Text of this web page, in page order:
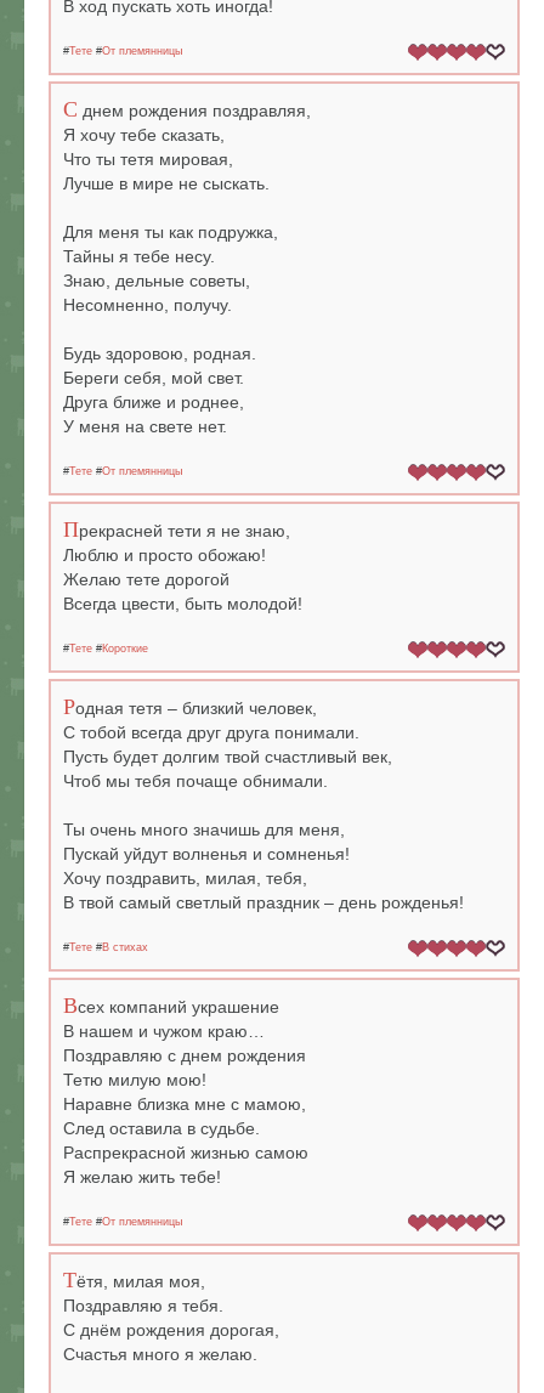
В ход пускать хоть иногда!
#Тете #От племянницы
С днем рождения поздравляя,
Я хочу тебе сказать,
Что ты тетя мировая,
Лучше в мире не сыскать.
Для меня ты как подружка,
Тайны я тебе несу.
Знаю, дельные советы,
Несомненно, получу.
Будь здоровою, родная.
Береги себя, мой свет.
Друга ближе и роднее,
У меня на свете нет.
#Тете #От племянницы
Прекрасней тети я не знаю,
Люблю и просто обожаю!
Желаю тете дорогой
Всегда цвести, быть молодой!
#Тете #Короткие
Родная тетя – близкий человек,
С тобой всегда друг друга понимали.
Пусть будет долгим твой счастливый век,
Чтоб мы тебя почаще обнимали.
Ты очень много значишь для меня,
Пускай уйдут волненья и сомненья!
Хочу поздравить, милая, тебя,
В твой самый светлый праздник – день рожденья!
#Тете #В стихах
Всех компаний украшение
В нашем и чужом краю…
Поздравляю с днем рождения
Тетю милую мою!
Наравне близка мне с мамою,
След оставила в судьбе.
Распрекрасной жизнью самою
Я желаю жить тебе!
#Тете #От племянницы
Тётя, милая моя,
Поздравляю я тебя.
С днём рождения дорогая,
Счастья много я желаю.